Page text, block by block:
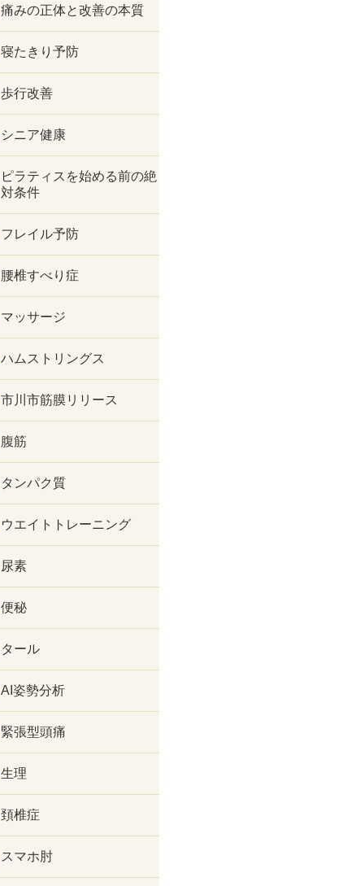
痛みの正体と改善の本質
寝たきり予防
歩行改善
シニア健康
ピラティスを始める前の絶
対条件
フレイル予防
腰椎すべり症
マッサージ
ハムストリングス
市川市筋膜リリース
腹筋
タンパク質
ウエイトトレーニング
尿素
便秘
タール
AI姿勢分析
緊張型頭痛
生理
頚椎症
スマホ肘